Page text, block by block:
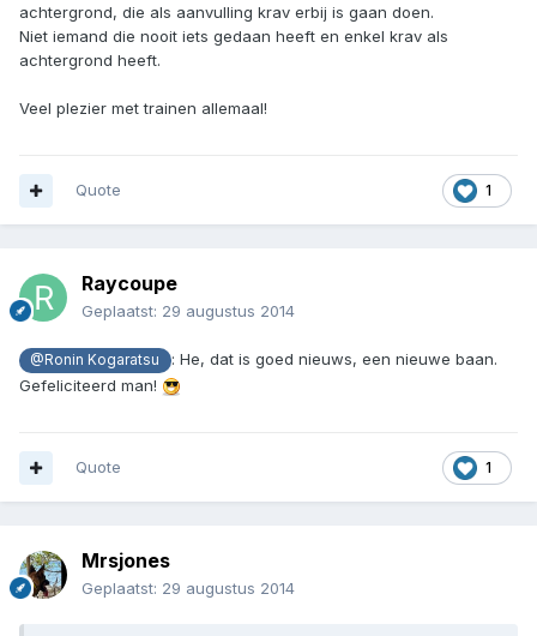
achtergrond, die als aanvulling krav erbij is gaan doen.
Niet iemand die nooit iets gedaan heeft en enkel krav als
achtergrond heeft.
Veel plezier met trainen allemaal!
1
Quote
Raycoupe
Geplaatst: 29 augustus 2014
@Ronin Kogaratsu
: He, dat is goed nieuws, een nieuwe baan.
Gefeliciteerd man!
1
Quote
Mrsjones
Geplaatst: 29 augustus 2014